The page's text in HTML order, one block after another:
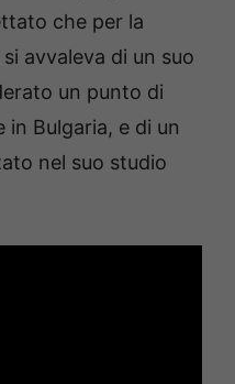
che per la
avvaleva di un suo
un punto di
Bulgaria, e di un
nel suo studio